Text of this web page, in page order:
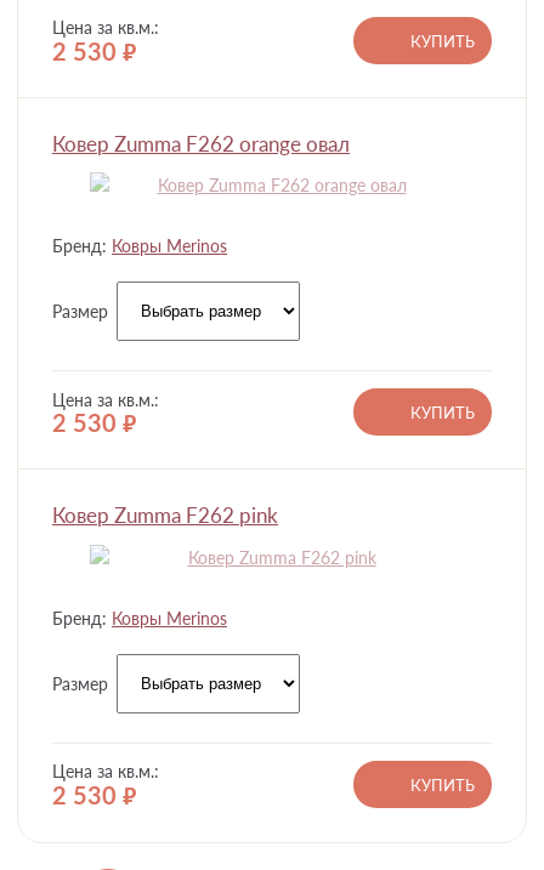
Цена за кв.м.:
2 530 руб.
КУПИТЬ
Ковер Zumma F262 orange овал
Бренд: Ковры Merinos
Размер
Цена за кв.м.:
2 530 руб.
КУПИТЬ
Ковер Zumma F262 pink
Бренд: Ковры Merinos
Размер
Цена за кв.м.:
2 530 руб.
КУПИТЬ